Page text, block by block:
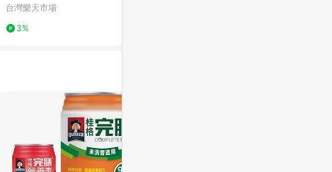
局
台灣樂天市場
3%